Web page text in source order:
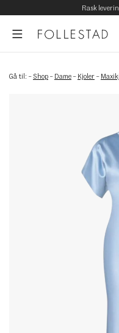
Rask
Gå til: – Shop – Dame – Kjoler –